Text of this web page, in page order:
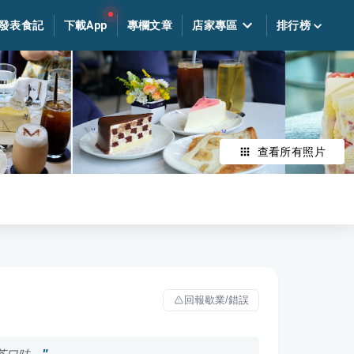
表食記 下載App 專欄文章 店家專區 排行榜
查看所有照片
回報歇業/錯誤